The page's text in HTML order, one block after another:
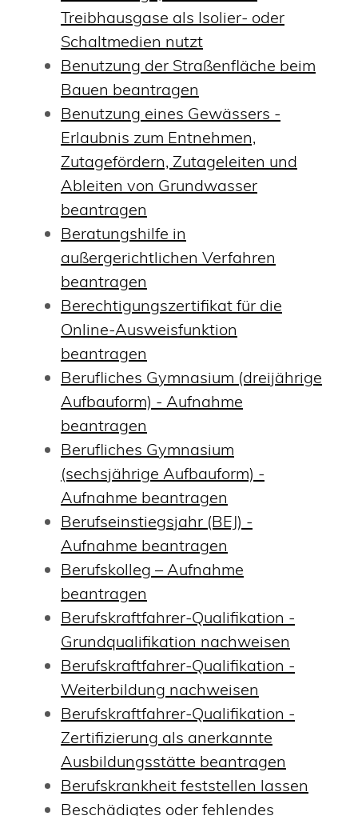
Treibhausgase als Isolier- oder
Schaltmedien nutzt
Benutzung der Straßenfläche beim
Bauen beantragen
Benutzung eines Gewässers -
Erlaubnis zum Entnehmen,
Zutagefördern, Zutageleiten und
Ableiten von Grundwasser
beantragen
Beratungshilfe in
außergerichtlichen Verfahren
beantragen
Berechtigungszertifikat für die
Online-Ausweisfunktion
beantragen
Berufliches Gymnasium (dreijährige
Aufbauform) - Aufnahme
beantragen
Berufliches Gymnasium
(sechsjährige Aufbauform) -
Aufnahme beantragen
Berufseinstiegsjahr (BEJ) -
Aufnahme beantragen
Berufskolleg – Aufnahme
beantragen
Berufskraftfahrer-Qualifikation -
Grundqualifikation nachweisen
Berufskraftfahrer-Qualifikation -
Weiterbildung nachweisen
Berufskraftfahrer-Qualifikation -
Zertifizierung als anerkannte
Ausbildungsstätte beantragen
Berufskrankheit feststellen lassen
Beschädigtes oder fehlendes